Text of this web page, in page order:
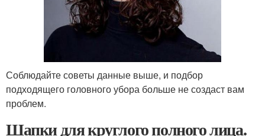
Соблюдайте советы данные выше, и подбор
подходящего головного убора больше не создаст вам
проблем.
Шапки для круглого полного лица.